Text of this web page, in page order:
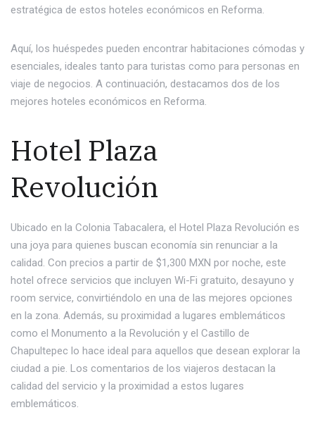
estratégica de estos hoteles económicos en Reforma.
Aquí, los huéspedes pueden encontrar habitaciones cómodas y
esenciales, ideales tanto para turistas como para personas en
viaje de negocios. A continuación, destacamos dos de los
mejores hoteles económicos en Reforma.
Hotel Plaza
Revolución
Ubicado en la Colonia Tabacalera, el Hotel Plaza Revolución es
una joya para quienes buscan economía sin renunciar a la
calidad. Con precios a partir de $1,300 MXN por noche, este
hotel ofrece servicios que incluyen Wi-Fi gratuito, desayuno y
room service, convirtiéndolo en una de las mejores opciones
en la zona. Además, su proximidad a lugares emblemáticos
como el Monumento a la Revolución y el Castillo de
Chapultepec lo hace ideal para aquellos que desean explorar la
ciudad a pie. Los comentarios de los viajeros destacan la
calidad del servicio y la proximidad a estos lugares
emblemáticos.